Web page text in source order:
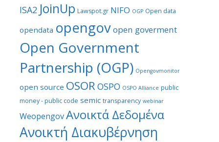
ISA2 JoinUp Lawspot.gr NIFO OGP Open data
opendata opengovopen goverment
Open Government
Partnership (OGP) Opengovmonitor
open source OSOR OSPO OSPO Alliance public
money - public code semic transparency webinar
WeopengovΑνοικτά Δεδομένα
Ανοικτή Διακυβέρνηση